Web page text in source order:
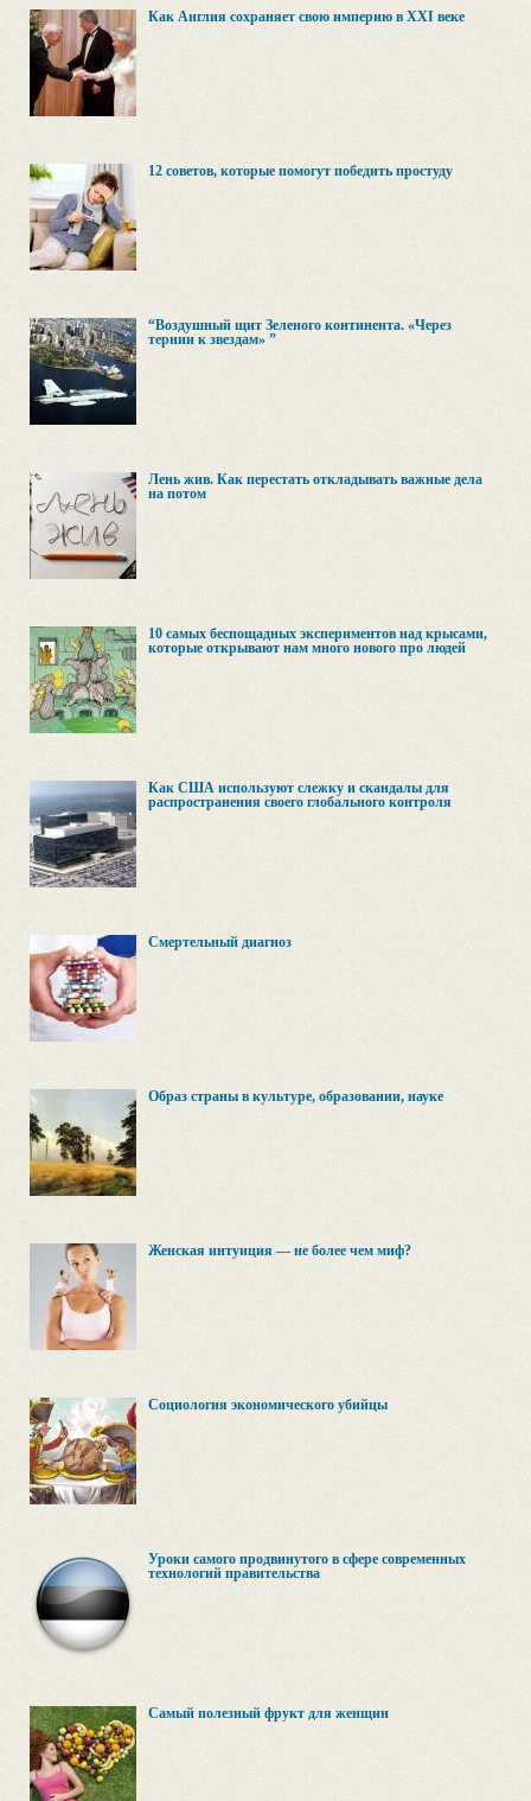
Как Англия сохраняет свою империю в XXI веке
12 советов, которые помогут победить простуду
“Воздушный щит Зеленого континента. «Через
тернии к звездам» ”
Лень жив. Как перестать откладывать важные дела
на потом
10 самых беспощадных экспериментов над крысами,
которые открывают нам много нового про людей
Как США используют слежку и скандалы для
распространения своего глобального контроля
Смертельный диагноз
Образ страны в культуре, образовании, науке
Женская интуиция — не более чем миф?
Социология экономического убийцы
Уроки самого продвинутого в сфере современных
технологий правительства
Самый полезный фрукт для женщин